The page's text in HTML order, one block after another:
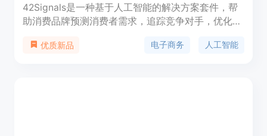
42Signals是一种基于人工智能的解决方案套件，帮
助消费品牌预测消费者需求，追踪竞争对手，优化数
我们帮助品牌在在线零售环境中取得成功。
优质新品 电子商务 人工智能